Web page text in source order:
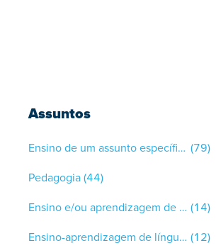
Assuntos
Ensino de um assunto específico (79)
Pedagogia(44)
Ensino e/ou aprendizagem de línguas (14)
Ensino-aprendizagem de línguas (12)